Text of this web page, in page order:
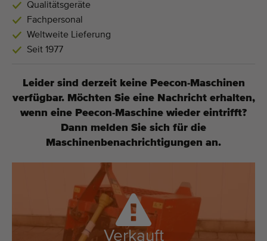
Suche nach Typ
Zuletzt gesehen Maschinen
Zuletzt hinzugefügt Maschinen
Maschinen Nachrichten
Importieren einer Maschine
Automaten
Uber uns
Qualitätsgeräte
Fachpersonal
Weltweite Lieferung
Seit 1977
Leider sind derzeit keine Peecon-Maschinen
verfügbar. Möchten Sie eine Nachricht erhalten,
wenn eine Peecon-Maschine wieder eintrifft?
Dann melden Sie sich für die
Maschinenbenachrichtigungen an.
Verkauft